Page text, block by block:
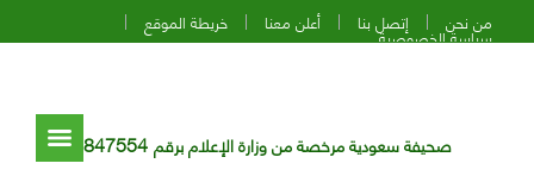
من نحن إتصل بنا أعلن معنا خريطة الموقع
سياسة الخصوصية
صحيفة سعودية مرخصة من وزارة الإعلام برقم 847554